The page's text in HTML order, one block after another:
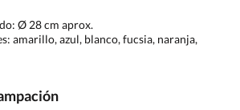
Ø 28 cm aprox.
amarillo, azul, blanco, fucsia, naranja,